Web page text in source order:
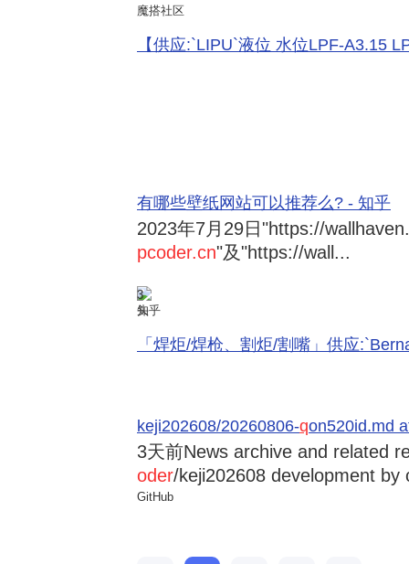
魔搭社区
【供应:`LIPU`液位 水位LPF-A3.15
有哪些壁纸网站可以推荐么? - 知乎
2023年7月29日 "https://
pcoder.cn"及"https://wall...
3
知乎
「焊炬/焊枪、割炬/割嘴」供应
keji202608/20260806-qon520id.md
3天前News archive and related
oder/keji202608 development
GitHub